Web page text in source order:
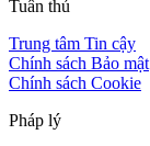
Tuân thủ
Trung tâm Tin cậy
Chính sách Bảo mật
Chính sách Cookie
Pháp lý